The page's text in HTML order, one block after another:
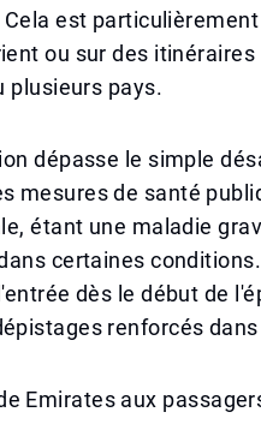
est
ou sur des
plusieurs pays.
dépasse le simple
mesures de santé
étant une maladie
certaines
dès le début de
renforcés
Emirates aux